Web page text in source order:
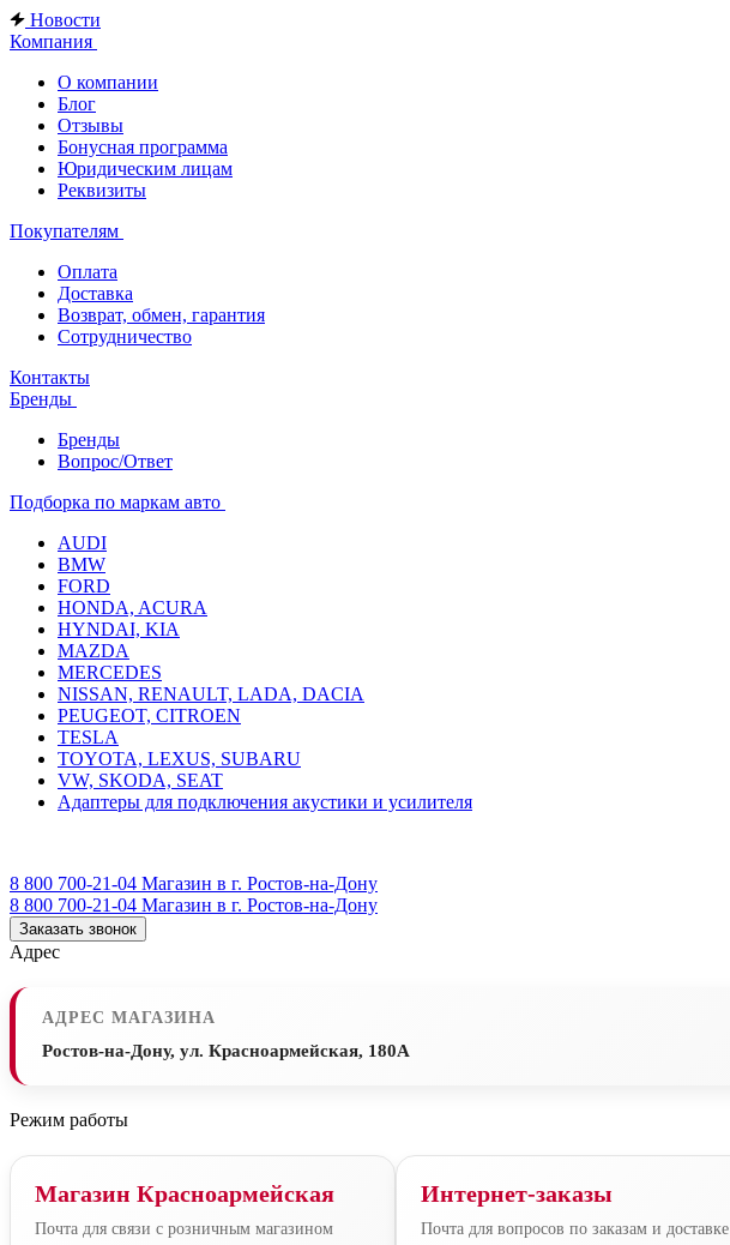
Новости
Компания
О компании
Блог
Отзывы
Бонусная программа
Юридическим лицам
Реквизиты
Покупателям
Оплата
Доставка
Возврат, обмен, гарантия
Сотрудничество
Контакты
Бренды
Бренды
Вопрос/Ответ
Подборка по маркам авто
AUDI
BMW
FORD
HONDA, ACURA
HYNDAI, KIA
MAZDA
MERCEDES
NISSAN, RENAULT, LADA, DACIA
PEUGEOT, CITROEN
TESLA
TOYOTA, LEXUS, SUBARU
VW, SKODA, SEAT
Адаптеры для подключения акустики и усилителя
8 800 700-21-04 Магазин в г. Ростов-на-Дону
8 800 700-21-04 Магазин в г. Ростов-на-Дону
Заказать звонок
Адрес
АДРЕС МАГАЗИНА
Ростов-на-Дону, ул. Красноармейская, 180А
Режим работы
Магазин Красноармейская
Почта для связи с розничным магазином
Интернет-заказы
Почта для вопросов по заказам и доставке